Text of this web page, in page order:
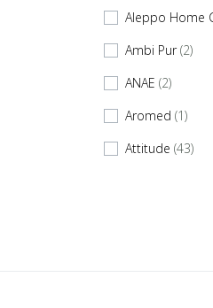
Aleppo Home
Ambi Pur (2)
ANAE (2)
Aromed (1)
Attitude (43)